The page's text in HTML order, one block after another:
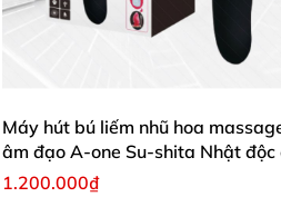
Máy hút bú liếm nhũ hoa
âm đạo A-one Su-shita Nhật độc
1.200.000₫